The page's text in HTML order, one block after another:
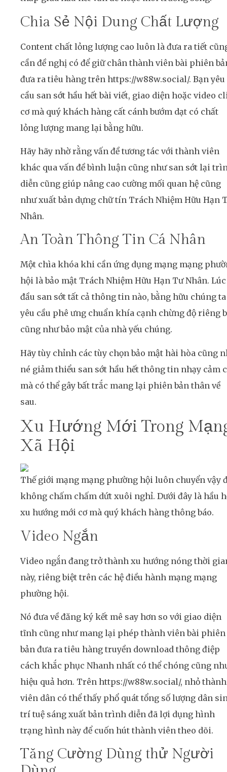
Chia Sẻ Nội Dung Chất Lượng
Content chất lỏng lượng cao luôn là đưa ra tiết
cần đề nghị có để giữ chân thành viên bài phiên
đưa ra tiêu hàng trên https://w88w.social/. Bạn yêu
cầu san sớt hầu hết bài viết, giao diện hoặc video
cơ mà quý khách hàng cất cánh bướm dạt có chất
lỏng lượng mang lại bằng hữu.
Hãy hãy nhờ rằng vấn đề tương tác với thành viên
khác qua vấn đề bình luận cũng như san sớt lại
diễn cũng giúp nâng cao cường mối quan hệ cũng
như xuất bản dựng chữ tín Trách Nhiệm Hữu Hạn
Nhân.
An Toàn Thông Tin Cá Nhân
Một chìa khóa khi cần ứng dụng mạng mạng
hội là bảo mật Trách Nhiệm Hữu Hạn Tư Nhân. Lúc
đầu san sớt tất cả thông tin nào, bằng hữu chúng ta
yêu cầu phê ưng chuẩn khía cạnh chừng độ riêng
cũng như bảo mật của nhà yếu chúng.
Hãy tùy chỉnh các tùy chọn bảo mật hài hòa cũng
né giảm thiểu san sớt hầu hết thông tin nhạy cảm
mà có thể gây bất trắc mang lại phiên bản thân về
sau.
Xu Hướng Mới Trong
Xã Hội
Thế giới mạng mạng phường hội luôn chuyển vậy
không chấm chấm dứt xuôi nghỉ. Dưới đây là hầu
xu hướng mới cơ mà quý khách hàng thông báo.
Video Ngắn
Video ngắn đang trở thành xu hướng nóng thời
này, riêng biệt trên các hệ điều hành mạng mạng
phường hội.
Nó đưa về đăng ký kết mê say hơn so với giao diện
tĩnh cũng như mang lại phép thành viên bài phiên
bản đưa ra tiêu hàng truyền download thông điệp
cách khắc phục Nhanh nhất có thể chóng cũng
hiệu quả hơn. Trên https://w88w.social/, nhỏ thành
viên dân có thể thấy phổ quát tổng số lượng dân
trí tuệ sáng xuất bản trình diễn đã lợi dụng hình
trạng hình này để cuốn hút thành viên theo dõi.
Tăng Cường Dùng thử Người